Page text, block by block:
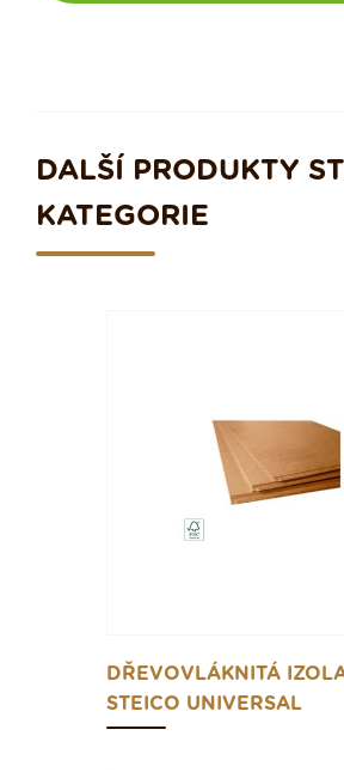
DALŠÍ PRODUKTY
KATEGORIE
DŘEVOVLÁKNITÁ
STEICO UNIVERSAL